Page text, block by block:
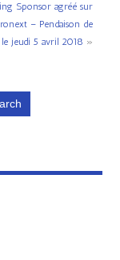
Sponsor agréé sur
– Pendaison de
le jeudi 5 avril 2018 »